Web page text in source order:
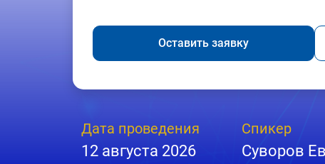
Оставить заявку
Дата проведения
12 августа 2026
Спикер
Суворов